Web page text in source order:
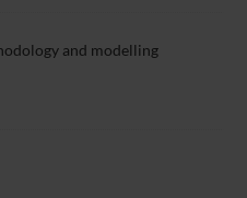
and modelling